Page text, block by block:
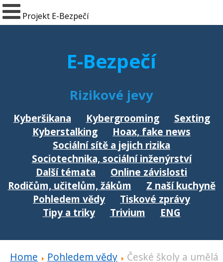
Projekt E-Bezpečí
E-Bezpečí
Rizikové jevy
Kyberšikana Kybergrooming
Sexting
Kyberstalking
Hoax, fake news
Sociální sítě a jejich rizika
Sociotechnika, sociální inženýrství
Další témata
Online závislosti
Rodičům, učitelům, žákům
Z naší kuchyně
Pohledem vědy
Tiskové zprávy
Tipy a triky
Trivium ENG
Home Pohledem vědy
České školy a umělá